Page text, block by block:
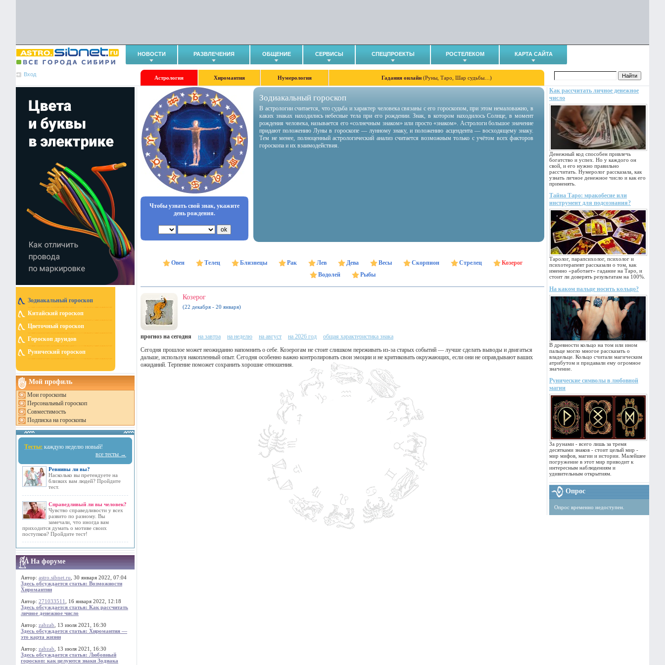
НОВОСТИ РАЗВЛЕЧЕНИЯ ОБЩЕНИЕ СЕРВИСЫ СПЕЦПРОЕКТЫ РОСТЕЛЕКОМ КАРТА САЙТА
Вход
Астрология Хиромантия Нумерология Гадания онлайн (Руны, Таро, Шар судьбы…)
Зодиакальный гороскоп
Китайский гороскоп
Цветочный гороскоп
Гороскоп друидов
Рунический гороскоп
Мой профиль
Мои гороскопы
Персональный гороскоп
Совместимость
Подписка на гороскопы
Тесты: каждую неделю новый!
все тесты →
Ревнивы ли вы?
Насколько вы претендуете на
близких вам людей? Пройдите
тест.
Справедливый ли вы человек?
Чувство справедливости у всех
развито по разному. Вы
замечали, что иногда вам
приходится думать о мотиве своих
поступков? Пройдите тест!
На форуме
Автор: astro.sibnet.ru , 30 января 2022, 07:04
Здесь обсуждается статья: Возможности
Хиромантии
Автор: 271033511
, 16 января 2022, 12:18
Здесь обсуждается статья: Как рассчитать
личное денежное число
Автор: zabzab , 13 июля 2021, 16:30
Здесь обсуждается статья: Хиромантия —
это карта жизни
Автор: zabzab , 13 июля 2021, 16:30
Здесь обсуждается статья: Любовный
гороскоп: как целуются знаки Зодиака
Как рассчитать личное денежное
число
Денежный код способен привлечь
богатство и успех. Но у каждого он
свой, и его нужно правильно
рассчитать. Нумеролог рассказала, как
узнать личное денежное число и как его
применять.
Тайна Таро: мракобесие или
инструмент для подсознания?
Таролог, парапсихолог, психолог и
психотерапевт рассказали о том, как
именно «работает» гадание на Таро, и
стоит ли доверять результатам на 100%.
На каком пальце носить кольцо?
В древности кольцо на том или ином
пальце могло многое рассказать о
владельце. Кольцо считали магическим
атрибутом и придавали ему огромное
значение.
Рунические символы в любовной
магии
За рунами - всего лишь за тремя
десятками знаков - стоит целый мир -
мир мифов, магии и истории. Малейшее
погружение в этот мир приводит к
интересным наблюдениям и
удивительным открытиям.
Опрос
Опрос временно недоступен.
Чтобы узнать свой знак, укажите
день рождения.
Зодиакальный гороскоп
В астрологии считается, что судьба и характер человека связаны с его гороскопом, при этом немаловажно, в
каких знаках находились небесные тела при его рождении. Знак, в котором находилось Солнце, в момент
рождения человека, называется его «солнечным знаком» или просто «знаком». Астрологи большое значение
придают положению Луны в гороскопе — лунному знаку, и положению асцендента — восходящему знаку.
Тем не менее, полноценный астрологический анализ считается возможным только с учётом всех факторов
гороскопа и их взаимодействия.
Овен Телец Близнецы Рак Лев Дева Весы Скорпион Стрелец
Козерог
Водолей
Рыбы
Козерог
(22 декабря - 20 января)
прогноз на сегодня на завтра на неделю на август на 2026 год
общая характеристика знака
Сегодня прошлое может неожиданно напомнить о себе. Козерогам не стоит слишком переживать из-за старых событий — лучше сделать выводы и двигаться
дальше, используя накопленный опыт. Сегодня особенно важно контролировать свои эмоции и не критиковать окружающих, если они не оправдывают ваших
ожиданий. Терпение поможет сохранить хорошие отношения.